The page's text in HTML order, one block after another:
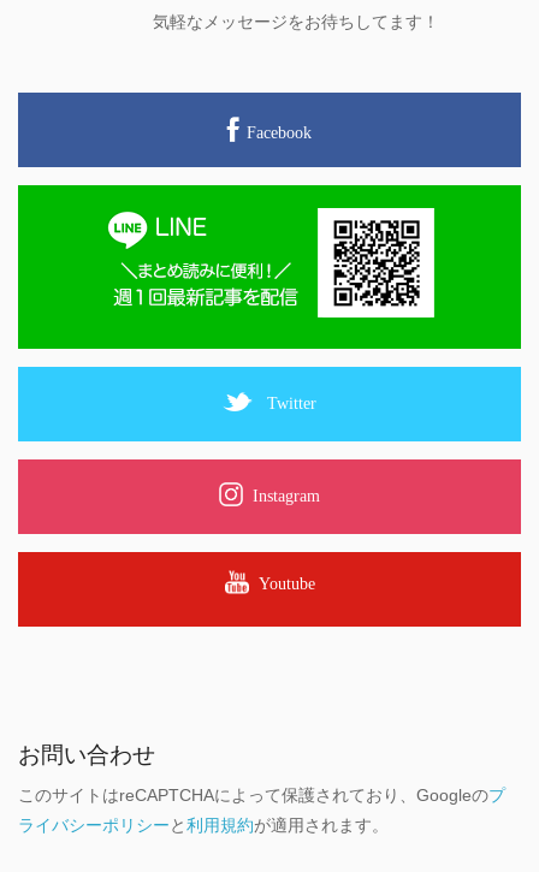
気軽なメッセージをお待ちしてます！
Facebook
Twitter
Instagram
Youtube
お問い合わせ
このサイトはreCAPTCHAによって保護されており、Googleのプ
ライバシーポリシーと利用規約が適用されます。